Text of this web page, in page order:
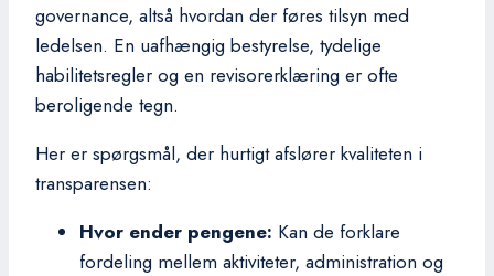
governance, altså hvordan der føres tilsyn med
ledelsen. En uafhængig bestyrelse, tydelige
habilitetsregler og en revisorerklæring er ofte
beroligende tegn.
Her er spørgsmål, der hurtigt afslører kvaliteten i
transparensen:
Hvor ender pengene: Kan de forklare
fordeling mellem aktiviteter, administration og